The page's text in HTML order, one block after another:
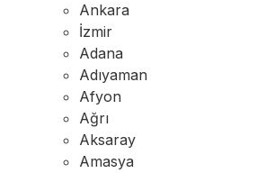
Ankara
İzmir
Adana
Adıyaman
Afyon
Ağrı
Aksaray
Amasya